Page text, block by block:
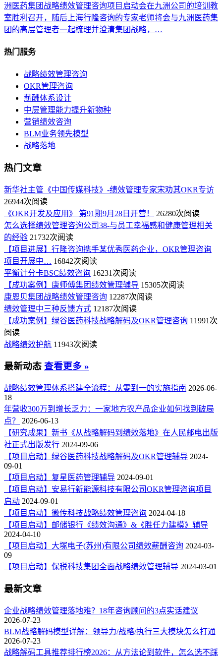
洲医药集团战略绩效管理咨询项目启动会在九洲公司的培训教
室胜利召开，随后上海行隆咨询的专家老师将会与九洲医药集
团的高层管理者一起梳理并澄清集团战略，…
热门服务
战略绩效管理咨询
OKR管理咨询
薪酬体系设计
中层管理能力提升新物种
营销绩效咨询
BLM业务领先模型
战略落地
热门文章
新华社主管《中国传媒科技》-绩效管理专家宋劝其OKR专访
26944次阅读
《OKR开发及应用》 第91期9月28日开营！
26280次阅读
怎么选择绩效管理咨询公司38-与员工幸福感和健康管理相关
的经验 21732次阅读
【项目进展】行隆咨询携手某优秀医药企业，OKR管理咨询
项目开展中… 16842次阅读
平衡计分卡BSC绩效咨询 16231次阅读
【成功案例】康师傅集团绩效管理辅导 15305次阅读
康恩贝集团战略绩效管理咨询 12287次阅读
绩效管理中三种反馈方式 12187次阅读
【成功案例】绿谷医药科技战略解码及OKR管理咨询 11991次
阅读
战略绩效护航 11943次阅读
最新动态 查看更多 »
战略绩效管理体系搭建全流程：从零到一的实施指南 2026-06-
18
年营收300万到增长乏力：一家地方农产品企业如何找到破局
点？
2026-06-13
【研究成果】新书《从战略解码到绩效落地》在人民邮电出版
社正式出版发行 2024-09-06
【项目启动】绿谷医药科技战略解码及OKR管理辅导 2024-
09-01
【项目启动】复星医药管理辅导 2024-09-01
【项目启动】安易行新能源科技有限公司OKR管理咨询项目
启动 2024-09-01
【项目启动】微传科技战略绩效管理咨询 2024-04-18
【项目启动】邮储银行《绩效沟通》&《胜任力建模》辅导
2024-04-10
【项目启动】大塚电子(苏州)有限公司绩效薪酬咨询 2024-03-
09
【项目启动】保税科技集团全面战略绩效管理辅导 2024-03-01
最新文章
企业战略绩效管理落地难？18年咨询顾问的3点实话建议
2026-07-23
BLM战略解码模型详解：领导力/战略/执行三大模块怎么打通
2026-07-23
战略解码工具推荐排行榜2026：从方法论到软件，怎么选不踩